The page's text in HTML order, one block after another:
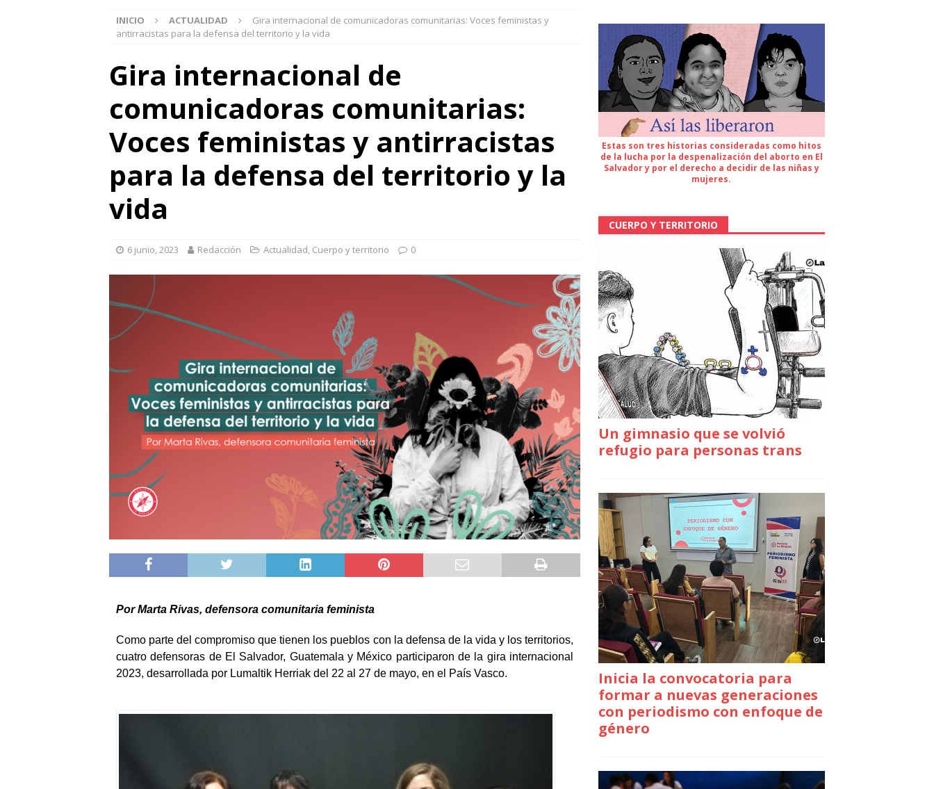
INICIO ACTUALIDAD
Gira internacional de comunicadoras comunitarias: Voces feministas y
Gira internacional de
comunicadoras comunitarias:
Voces feministas y antirracistas
para la defensa del territorio y la
vida
Como parte del compromiso que tienen los pueblos con la defensa de la vida y los territorios,
cuatro defensoras de El Salvador, Guatemala y México participaron de la gira internacional
Estas son tres historias consideradas como hitos
de la lucha por la despenalización del aborto en El
Salvador y por el derecho a decidir de las niñas y
Un gimnasio que se volvió
Inicia la convocatoria para
formar a nuevas generaciones
con periodismo con enfoque de